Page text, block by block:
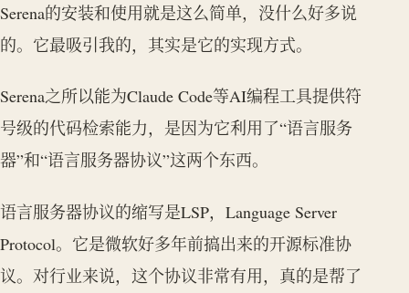
Serena的安装和使用就是这么简单，没什么好多说
的。它最吸引我的，其实是它的实现方式。
Serena之所以能为Claude Code等AI编程工具提供符
号级的代码检索能力，是因为它利用了“语言服务
器”和“语言服务器协议”这两个东西。
语言服务器协议的缩写是LSP，Language Server
Protocol。它是微软好多年前搞出来的开源标准协
议。对行业来说，这个协议非常有用，真的是帮了